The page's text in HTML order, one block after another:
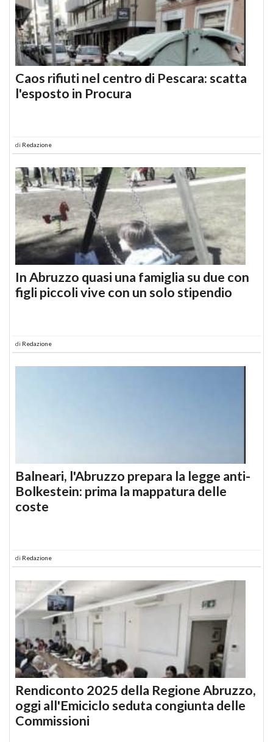
Caos rifiuti nel centro di Pescara: scatta
l'esposto in Procura
di Redazione
In Abruzzo quasi una famiglia su due con
figli piccoli vive con un solo stipendio
di Redazione
Balneari, l'Abruzzo prepara la legge anti-
Bolkestein: prima la mappatura delle
coste
di Redazione
Rendiconto 2025 della Regione Abruzzo,
oggi all'Emiciclo seduta congiunta delle
Commissioni